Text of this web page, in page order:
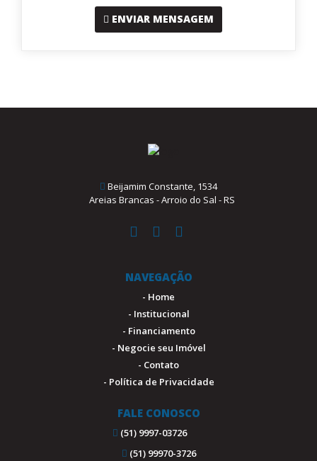
ENVIAR MENSAGEM
Beijamim Constante, 1534
Areias Brancas - Arroio do Sal - RS
NAVEGAÇÃO
- Home
- Institucional
- Financiamento
- Negocie seu Imóvel
- Contato
- Política de Privacidade
FALE CONOSCO
(51) 9997-03726
(51) 99970-3726